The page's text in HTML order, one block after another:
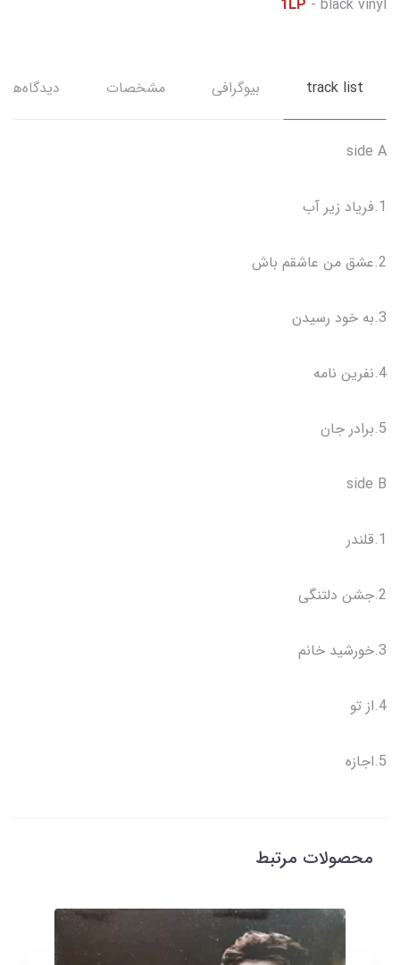
1LP - black vinyl
track list بیوگرافی مشخصات دیدگاه‌ها
side A
1.فریاد زیر آب
2.عشق من عاشقم باش
3.به خود رسیدن
4.نفرین نامه
5.برادر جان
side B
1.قلندر
2.جشن دلتنگی
3.خورشید خانم
4.از تو
5.اجازه
محصولات مرتبط